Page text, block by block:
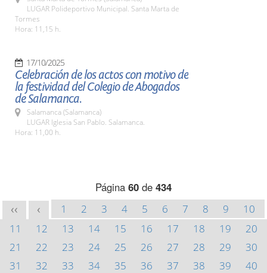
LUGAR Polideportivo Municipal. Santa Marta de
Tormes
Hora: 11,15 h.
17/10/2025
Celebración de los actos con motivo de
la festividad del Colegio de Abogados
de Salamanca.
Salamanca (Salamanca)
LUGAR Iglesia San Pablo. Salamanca.
Hora: 11,00 h.
Página 60 de 434
<< < 1 2 3 4 5 6 7 8 9
10
11
12 13 14 15 16 17 18 19
20
21
22 23 24 25 26 27 28 29
30
31
32 33 34 35 36 37 38 39
40